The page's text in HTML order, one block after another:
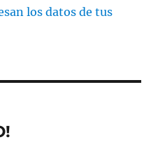
los datos de tus